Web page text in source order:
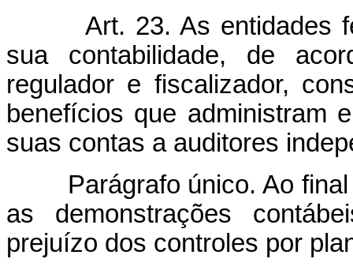
Art. 23. As entidades
sua contabilidade, de
regulador e fiscalizador,
benefícios que administram
suas contas a auditores
Parágrafo único. Ao final
as demonstrações
prejuízo dos controles por